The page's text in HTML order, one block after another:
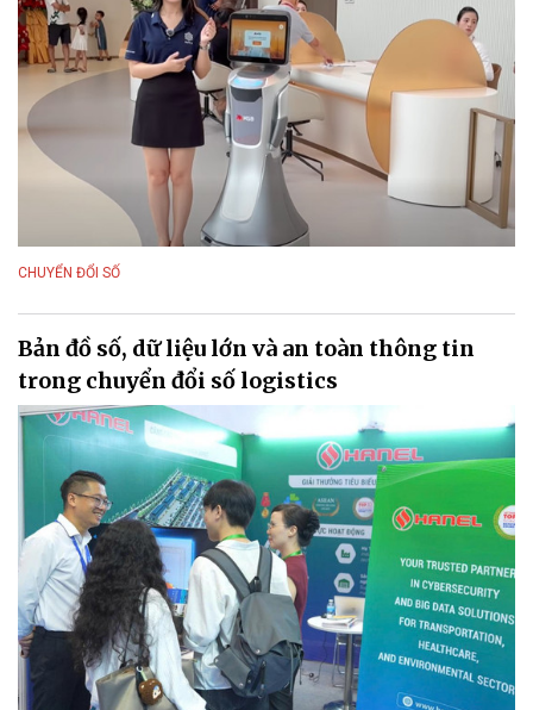
CHUYỂN ĐỔI SỐ
Bản đồ số, dữ liệu lớn và an toàn thông tin
trong chuyển đổi số logistics